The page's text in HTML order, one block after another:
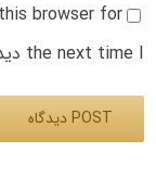
browser for
the next time I دیدگاه.